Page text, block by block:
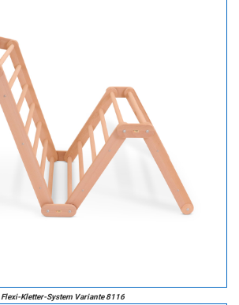
Flexi-Kletter-System Variante 8116